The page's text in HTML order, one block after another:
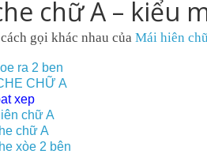
chữ A – kiểu
gọi khác nhau của Mái hiên
ra 2 ben
CHỮ A
xep
chữ A
chữ A
xòe 2 bên